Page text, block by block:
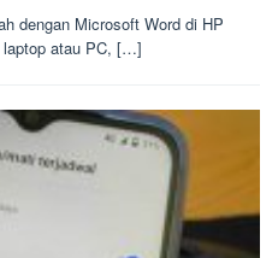
dengan Microsoft Word di HP
laptop atau PC, […]